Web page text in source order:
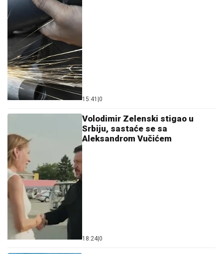
15:41 0
Volodimir Zelenski stigao u
Srbiju, sastaće se sa
Aleksandrom Vučićem
18:24 0